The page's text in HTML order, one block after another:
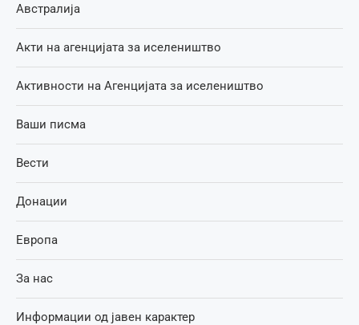
Австралија
Акти на агенцијата за иселеништво
Активности на Агенцијата за иселеништво
Ваши писма
Вести
Донации
Европа
За нас
Информации од јавен карактер